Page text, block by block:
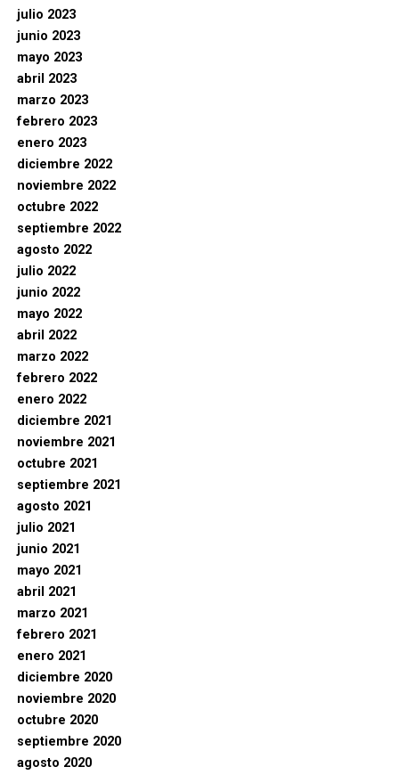
julio 2023
junio 2023
mayo 2023
abril 2023
marzo 2023
febrero 2023
enero 2023
diciembre 2022
noviembre 2022
octubre 2022
septiembre 2022
agosto 2022
julio 2022
junio 2022
mayo 2022
abril 2022
marzo 2022
febrero 2022
enero 2022
diciembre 2021
noviembre 2021
octubre 2021
septiembre 2021
agosto 2021
julio 2021
junio 2021
mayo 2021
abril 2021
marzo 2021
febrero 2021
enero 2021
diciembre 2020
noviembre 2020
octubre 2020
septiembre 2020
agosto 2020